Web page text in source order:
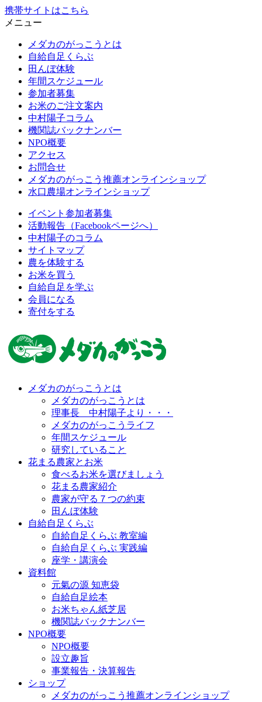
携帯サイトはこちら
メニュー
メダカのがっこうとは
自給自足くらぶ
田んぼ体験
年間スケジュール
参加者募集
お米のご注文案内
中村陽子コラム
機関誌バックナンバー
NPO概要
アクセス
お問合せ
メダカのがっこう推薦オンラインショップ
水口農場オンラインショップ
イベント参加者募集
活動報告（Facebookページへ）
中村陽子のコラム
サイトマップ
農を体験する
お米を買う
自給自足を学ぶ
会員になる
寄付をする
メダカのがっこうとは
メダカのがっこうとは
理事長 中村陽子より・・・
メダカのがっこうライフ
年間スケジュール
研究していること
花まる農家とお米
食べるお米を選びましょう
花まる農家紹介
農家が守る７つの約束
田んぼ体験
自給自足くらぶ
自給自足くらぶ 教室編
自給自足くらぶ 実践編
座学・講演会
資料館
元氣の源 知恵袋
自給自足絵本
お米ちゃん紙芝居
機関誌バックナンバー
NPO概要
NPO概要
設立趣旨
事業報告・決算報告
ショップ
メダカのがっこう推薦オンラインショップ